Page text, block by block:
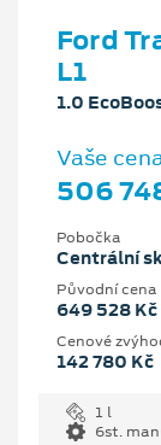
Ford
L1
1.0
Vaše
506
Pobočka
Centrální
Původní cena
649 528 Kč
Cenové
142 780 Kč
1 l
6st.